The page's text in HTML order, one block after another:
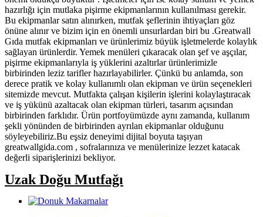
hazırlığı için mutlaka pişirme ekipmanlarının kullanılması gerekir.
Bu ekipmanlar satın alınırken, mutfak şeflerinin ihtiyaçları göz
önüne alınır ve bizim için en önemli unsurlardan biri bu .Greatwall
Gıda mutfak ekipmanları ve ürünlerimiz büyük işletmelerde kolaylık
sağlayan ürünlerdir. Yemek menüleri çıkaracak olan şef ve aşçılar,
pişirme ekipmanlarıyla iş yüklerini azaltırlar ürünlerimizle
birbirinden leziz tarifler hazırlayabilirler. Çünkü bu anlamda, son
derece pratik ve kolay kullanımlı olan ekipman ve ürün seçenekleri
sitemizde mevcut. Mutfakta çalışan kişilerin işlerini kolaylaştıracak
ve iş yükünü azaltacak olan ekipman türleri, tasarım açısından
birbirinden farklıdır. Ürün portfoyümüzde aynı zamanda, kullanım
şekli yönünden de birbirinden ayrılan ekipmanlar olduğunu
söyleyebiliriz.Bu eşsiz deneyimi dijital boyuta taşıyan
greatwallgida.com , sofralarınıza ve menülerinize lezzet katacak
değerli siparişlerinizi bekliyor.
Uzak Doğu Mutfağı